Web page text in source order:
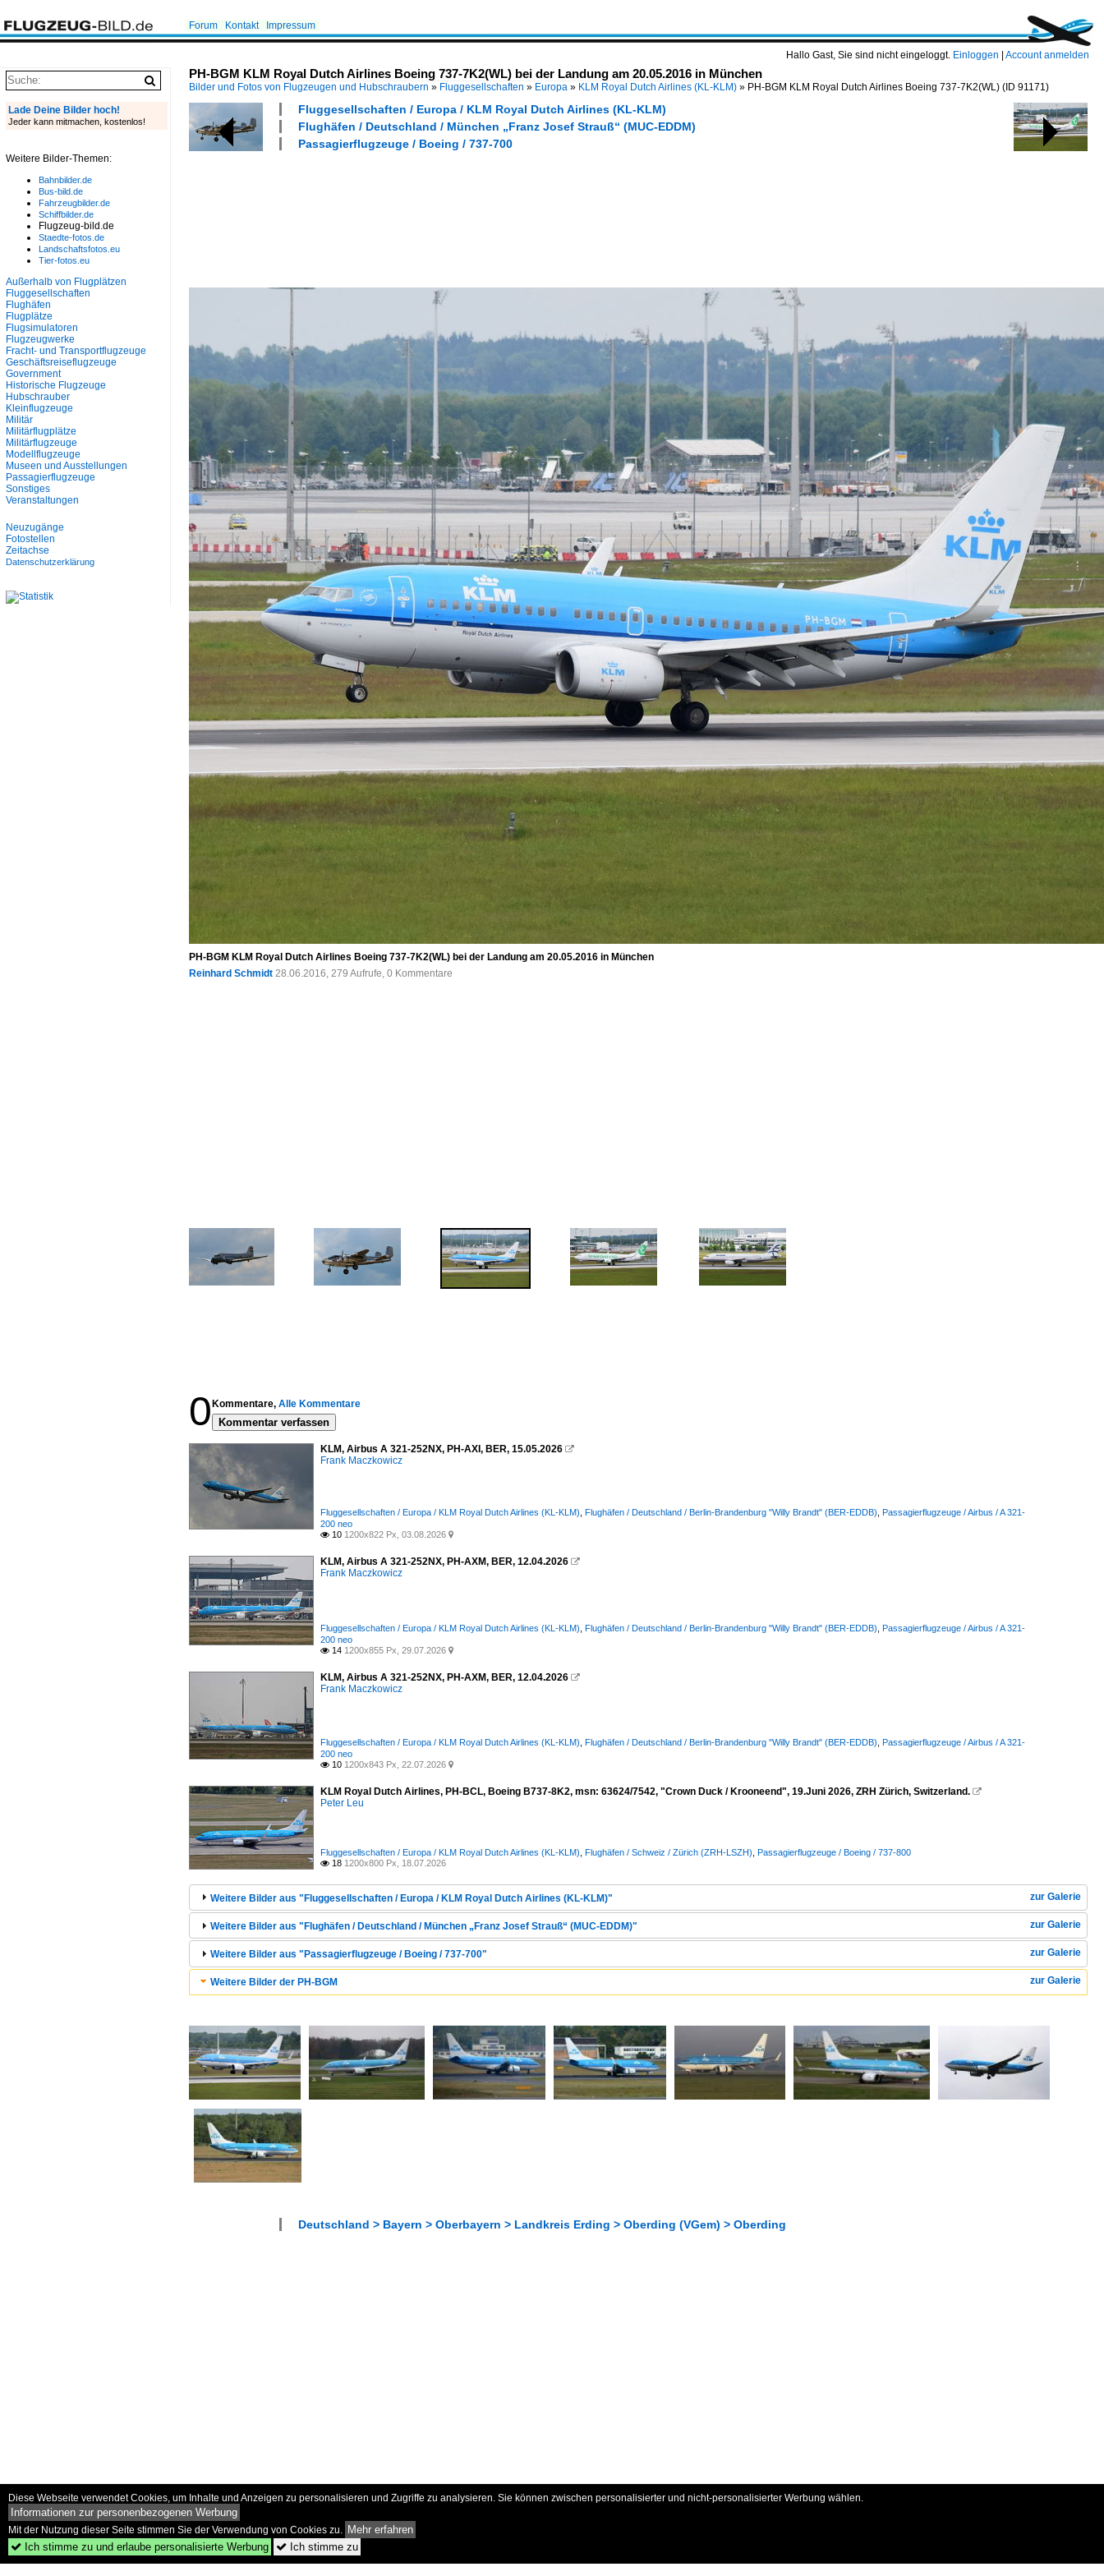
Hallo Gast, Sie sind nicht eingeloggt. Einloggen Account anmelden
Forum Kontakt Impressum
PH-BGM KLM Royal Dutch Airlines Boeing 737-7K2(WL) bei der Landung am 20.05.2016 in München
Bilder und Fotos von Flugzeugen und Hubschraubern » Fluggesellschaften » Europa » KLM Royal Dutch Airlines (KL-KLM) » PH-BGM KLM Royal Dutch Airlines Boeing 737-7K2(WL) (ID 91171)
Fluggesellschaften / Europa / KLM Royal Dutch Airlines (KL-KLM)
Flughäfen / Deutschland / München „Franz Josef Strauß“ (MUC-EDDM)
Passagierflugzeuge / Boeing / 737-700
PH-BGM KLM Royal Dutch Airlines Boeing 737-7K2(WL) bei der Landung am 20.05.2016 in München
Reinhard Schmidt 28.06.2016, 279 Aufrufe, 0 Kommentare
0 Kommentare, Alle Kommentare
Kommentar verfassen
KLM, Airbus A 321-252NX, PH-AXI, BER, 15.05.2026 
Frank Maczkowicz
Fluggesellschaften / Europa / KLM Royal Dutch Airlines (KL-KLM) Flughäfen / Deutschland / Berlin-Brandenburg "Willy Brandt" (BER-EDDB) Passagierflugzeuge / Airbus / A 321-
200 neo
 10 1200x822 Px, 03.08.2026 
KLM, Airbus A 321-252NX, PH-AXM, BER, 12.04.2026 
Frank Maczkowicz
Fluggesellschaften / Europa / KLM Royal Dutch Airlines (KL-KLM) Flughäfen / Deutschland / Berlin-Brandenburg "Willy Brandt" (BER-EDDB) Passagierflugzeuge / Airbus / A 321-
200 neo
 14 1200x855 Px, 29.07.2026 
KLM, Airbus A 321-252NX, PH-AXM, BER, 12.04.2026 
Frank Maczkowicz
Fluggesellschaften / Europa / KLM Royal Dutch Airlines (KL-KLM) Flughäfen / Deutschland / Berlin-Brandenburg "Willy Brandt" (BER-EDDB) Passagierflugzeuge / Airbus / A 321-
200 neo
 10 1200x843 Px, 22.07.2026 
KLM Royal Dutch Airlines, PH-BCL, Boeing B737-8K2, msn: 63624/7542, "Crown Duck / Krooneend", 19.Juni 2026, ZRH Zürich, Switzerland. 
Peter Leu
Fluggesellschaften / Europa / KLM Royal Dutch Airlines (KL-KLM) Flughäfen / Schweiz / Zürich (ZRH-LSZH) Passagierflugzeuge / Boeing / 737-800
 18 1200x800 Px, 18.07.2026
zur Galerie
Weitere Bilder aus "Fluggesellschaften / Europa / KLM Royal Dutch Airlines (KL-KLM)"
zur Galerie
Weitere Bilder aus "Flughäfen / Deutschland / München „Franz Josef Strauß“ (MUC-EDDM)"
zur Galerie
Weitere Bilder aus "Passagierflugzeuge / Boeing / 737-700"
zur Galerie
Weitere Bilder der PH-BGM
Deutschland > Bayern > Oberbayern > Landkreis Erding > Oberding (VGem) > Oberding
Lade Deine Bilder hoch!
Jeder kann mitmachen, kostenlos!
Weitere Bilder-Themen:
Bahnbilder.de
Bus-bild.de
Fahrzeugbilder.de
Schiffbilder.de
Flugzeug-bild.de
Staedte-fotos.de
Landschaftsfotos.eu
Tier-fotos.eu
Außerhalb von Flugplätzen
Fluggesellschaften
Flughäfen
Flugplätze
Flugsimulatoren
Flugzeugwerke
Fracht- und Transportflugzeuge
Geschäftsreiseflugzeuge
Government
Historische Flugzeuge
Hubschrauber
Kleinflugzeuge
Militär
Militärflugplätze
Militärflugzeuge
Modellflugzeuge
Museen und Ausstellungen
Passagierflugzeuge
Sonstiges
Veranstaltungen
Neuzugänge
Fotostellen
Zeitachse
Datenschutzerklärung
Diese Webseite verwendet Cookies, um Inhalte und Anzeigen zu personalisieren und Zugriffe zu analysieren. Sie können zwischen personalisierter und nicht-personalisierter Werbung wählen.
Informationen zur personenbezogenen Werbung
Mit der Nutzung dieser Seite stimmen Sie der Verwendung von Cookies zu. Mehr erfahren
 Ich stimme zu und erlaube personalisierte Werbung  Ich stimme zu